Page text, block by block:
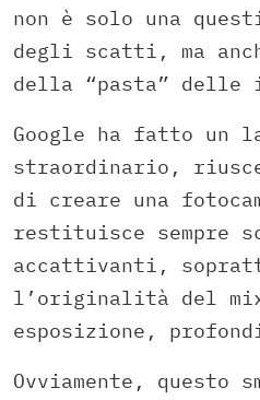
non è solo una
degli scatti, ma
della “pasta” delle
Google ha fatto un
straordinario,
di creare una
restituisce sempre
accattivanti,
l’originalità del
esposizione,
Ovviamente, questo